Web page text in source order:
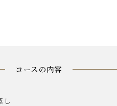
コースの内容
し